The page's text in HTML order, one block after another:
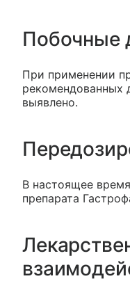
Побочные
При применении
рекомендованных
выявлено.
В настоящее
препарата